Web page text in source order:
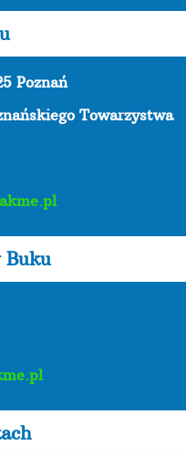
Poznań
Towarzystwa
Buku